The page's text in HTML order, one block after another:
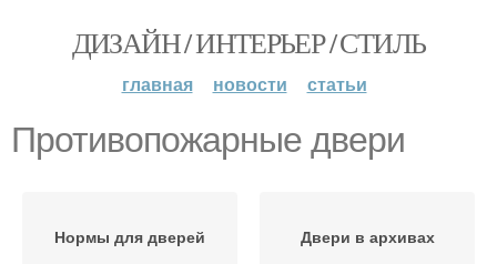
ДИЗАЙН / ИНТЕРЬЕР / СТИЛЬ
главная новости статьи
Противопожарные двери
Нормы для дверей Двери в архивах